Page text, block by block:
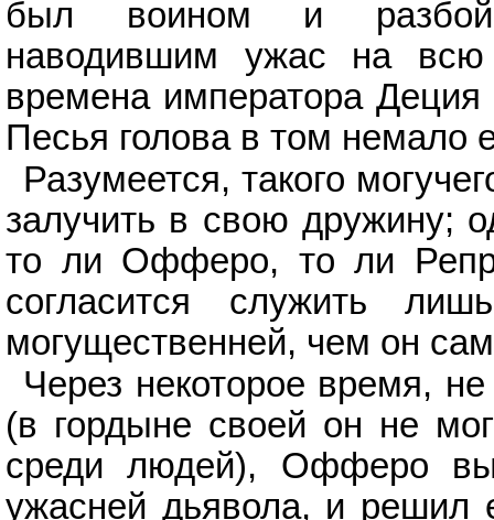
был воином и
наводившим ужас на
времена императора Деция
Песья голова в том немало
Разумеется, такого
залучить в свою дружину;
то ли Офферо, то ли
согласится служить
могущественней, чем он
Через некоторое время,
(в гордыне своей он не
среди людей), Офферо
ужасней дьявола, и решил